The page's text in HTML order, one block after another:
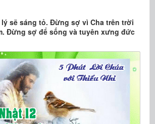
sẽ sáng tỏ. Đừng sợ vì Cha trên trời
Đừng sợ để sống và tuyên xưng đức